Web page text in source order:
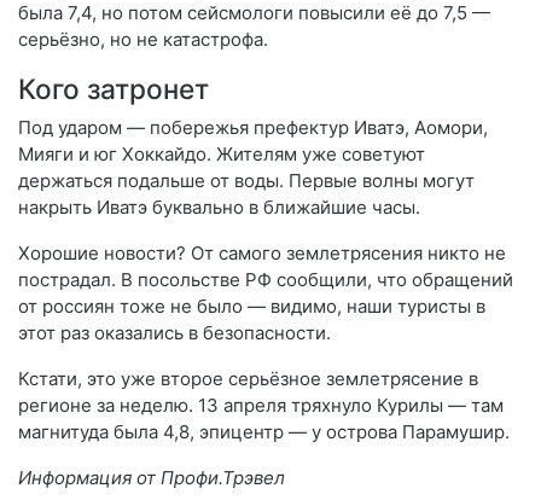
была 7,4, но потом сейсмологи повысили её до 7,5 —
серьёзно, но не катастрофа.
Кого затронет
Под ударом — побережья префектур Иватэ, Аомори,
Мияги и юг Хоккайдо. Жителям уже советуют
держаться подальше от воды. Первые волны могут
накрыть Иватэ буквально в ближайшие часы.
Хорошие новости? От самого землетрясения никто не
пострадал. В посольстве РФ сообщили, что обращений
от россиян тоже не было — видимо, наши туристы в
этот раз оказались в безопасности.
Кстати, это уже второе серьёзное землетрясение в
регионе за неделю. 13 апреля тряхнуло Курилы — там
магнитуда была 4,8, эпицентр — у острова Парамушир.
Информация от Профи.Трэвел